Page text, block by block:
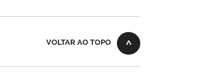
VOLTAR AO TOPO